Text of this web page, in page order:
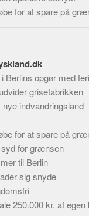
for at spare på
Berlins opgør med
grisefabrikken
indvandringsland
for at spare på
for grænsen
til Berlin
sig snyde
250.000 kr. af egen